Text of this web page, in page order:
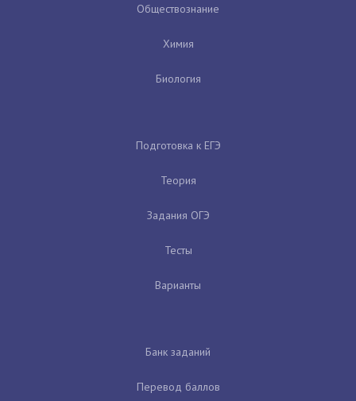
Обществознание
Химия
Биология
Подготовка к ЕГЭ
Теория
Задания ОГЭ
Тесты
Варианты
Банк заданий
Перевод баллов